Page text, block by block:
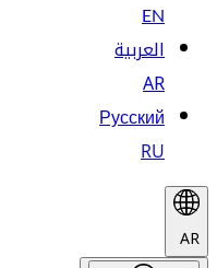
EN
العربية
AR
Русский
RU
AR